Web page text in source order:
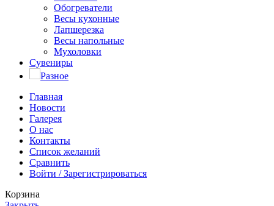
Обогреватели
Весы кухонные
Лапшерезка
Весы напольные
Мухоловки
Сувениры
Разное
Главная
Новости
Галерея
О нас
Контакты
Список желаний
Сравнить
Войти / Зарегистрироваться
Корзина